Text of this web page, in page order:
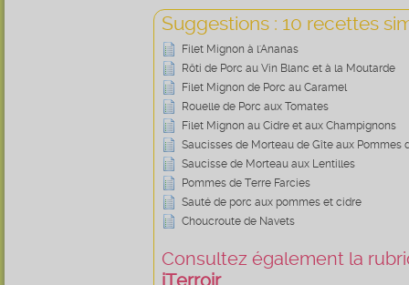
Suggestions : 10 recettes
Filet Mignon à l'Ananas
Rôti de Porc au Vin Blanc et à la Moutarde
Filet Mignon de Porc au Caramel
Rouelle de Porc aux Tomates
Filet Mignon au Cidre et aux Champignons
Saucisses de Morteau de Gîte aux Pommes
Saucisse de Morteau aux Lentilles
Pommes de Terre Farcies
Sauté de porc aux pommes et cidre
Choucroute de Navets
Consultez également la
iTerroir